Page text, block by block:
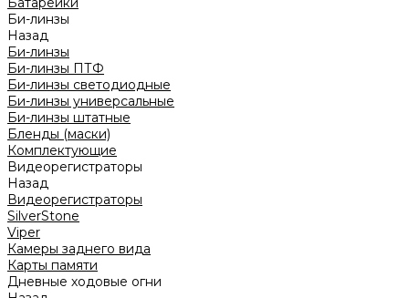
Би-линзы
Назад
Би-линзы
Би-линзы ПТФ
Би-линзы светодиодные
Би-линзы универсальные
Би-линзы штатные
Бленды (маски)
Комплектующие
Видеорегистраторы
Назад
Видеорегистраторы
SilverStone
Viper
Камеры заднего вида
Карты памяти
Дневные ходовые огни